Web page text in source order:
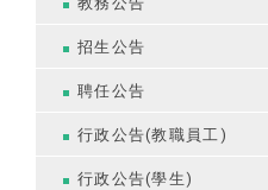
招生公告
聘任公告
行政公告(教職員工)
行政公告(學生)